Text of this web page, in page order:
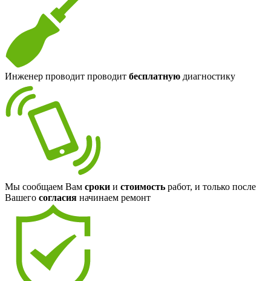
Инженер проводит проводит бесплатную диагностику
Мы сообщаем Вам сроки и стоимость работ, и только после
Вашего согласия начинаем ремонт